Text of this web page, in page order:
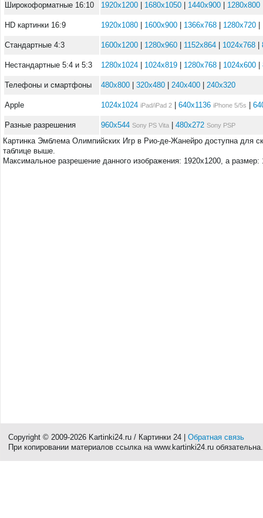
Широкоформатные 16:10 1920x1200 1680x1050 1440x900 1280x800
HD картинки 16:9 1920x1080 1600x900 1366x768 1280x720
Стандартные 4:3 1600x1200 1280x960 1152x864 1024x768
Нестандартные 5:4 и 5:3 1280x1024 1024x819 1280x768 1024x600
Телефоны и смартфоны 480x800 320x480 240x400 240x320
Apple 1024x1024 iPad/iPad 2 640x1136 iPhone 5/5s
Разные разрешения 960x544 Sony PS Vita 480x272 Sony PSP
Картинка Эмблема Олимпийских Игр в Рио-де-Жанейро доступна для
таблице выше.
Максимальное разрешение данного изображения: 1920x1200, а размер:
Copyright © 2009-2026 Kartinki24.ru / Картинки 24 | Обратная связь
При копировании материалов ссылка на www.kartinki24.ru обязательна.